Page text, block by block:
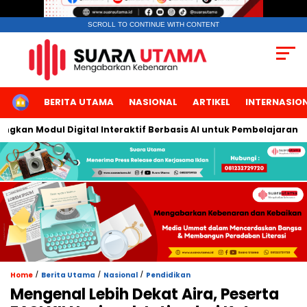
SCROLL TO CONTINUE WITH CONTENT
HOMEBERITA UTAMA NASIONAL ARTIKEL
Modul Digital Interaktif Berbasis AI untuk Pembelajaran
Home / Berita Utama / Nasional / Pendidikan
Mengenal Lebih Dekat Aira, Peserta